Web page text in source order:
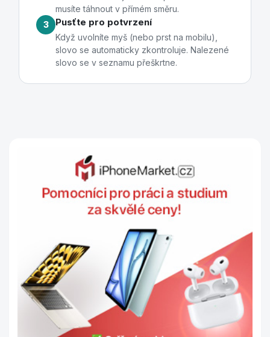
musíte táhnout v přímém směru.
3
Pusťte pro potvrzení
Když uvolníte myš (nebo prst na mobilu),
slovo se automaticky zkontroluje. Nalezené
slovo se v seznamu přeškrtne.